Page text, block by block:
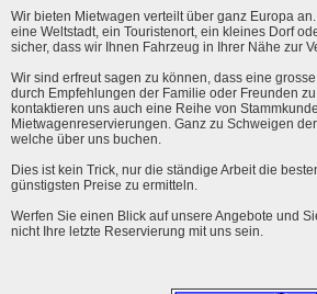
Wir bieten Mietwagen verteilt über ganz Europa
eine Weltstadt, ein Touristenort, ein kleines Dorf
sicher, dass wir Ihnen Fahrzeug in Ihrer Nähe zur
Wir sind erfreut sagen zu können, dass eine
durch Empfehlungen der Familie oder Freunden
kontaktieren uns auch eine Reihe von
Mietwagenreservierungen. Ganz zu Schweigen
welche über uns buchen.
Dies ist kein Trick, nur die ständige Arbeit die
günstigsten Preise zu ermitteln.
Werfen Sie einen Blick auf unsere Angebote und
nicht Ihre letzte Reservierung mit uns sein.